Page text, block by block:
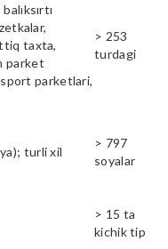
taxta,
parket
parketlari,
> 253
turdagi
turli xil
> 797
soyalar
> 15 ta
kichik tip